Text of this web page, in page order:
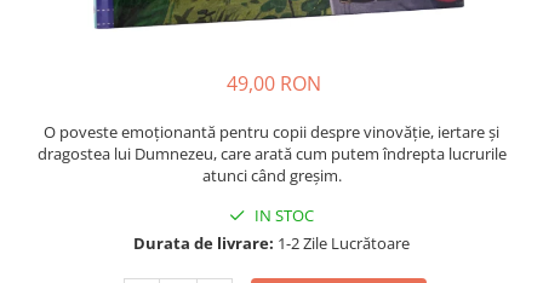
Păstorirea Bisericii
Predicare
Consiliere
Lucrarea cu Copiii și Tinerii
Închinare prin Muzică
49,00 RON
O poveste emoționantă pentru copii despre vinovăție, iertare și
dragostea lui Dumnezeu, care arată cum putem îndrepta lucrurile
atunci când greșim.
IN STOC
Durata de livrare: 1-2 Zile Lucrătoare